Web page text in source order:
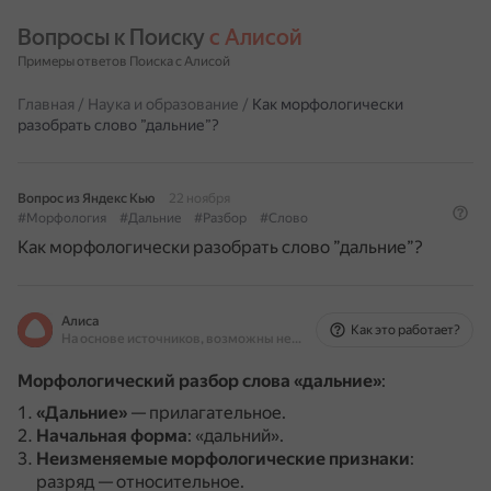
Вопросы к Поиску с Алисой
Примеры ответов Поиска с Алисой
Главная / Наука и образование / Как морфологически
разобрать слово ”дальние”?
Вопрос из Яндекс Кью
22 ноября
#Морфология
#Дальние #Разбор #Слово
Как морфологически разобрать слово ”дальние”?
Алиса
На основе источников, возможны неточности
Как это работает?
Морфологический разбор слова «дальние»:
«Дальние» — прилагательное.
Начальная форма: «дальний».
Неизменяемые морфологические признаки:
разряд — относительное.